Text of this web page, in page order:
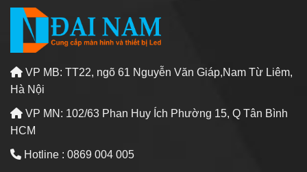
VP MB: TT22, ngõ 61 Nguyễn Văn Giáp,Nam Từ Liêm,
Hà Nội
VP MN: 102/63 Phan Huy Ích Phường 15, Q Tân Bình
HCM
Hotline : 0869 004 005